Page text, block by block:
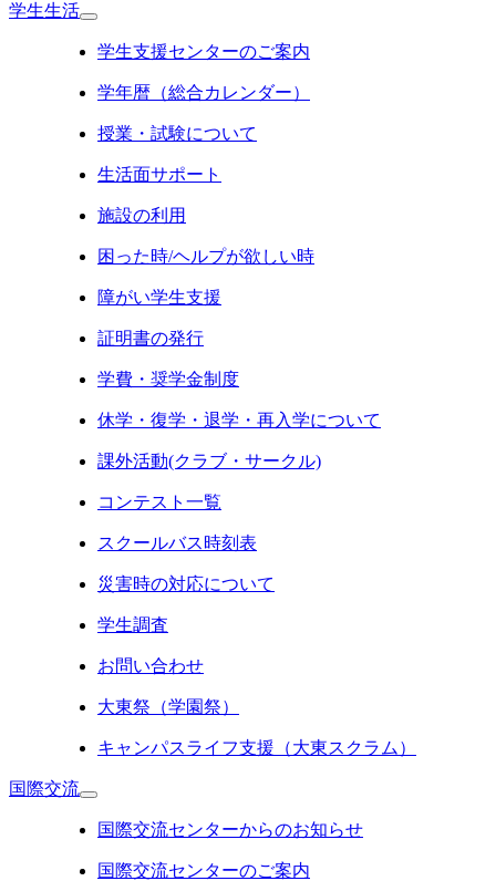
学生生活
学生支援センターのご案内
学年暦（総合カレンダー）
授業・試験について
生活面サポート
施設の利用
困った時/ヘルプが欲しい時
障がい学生支援
証明書の発行
学費・奨学金制度
休学・復学・退学・再入学について
課外活動(クラブ・サークル)
コンテスト一覧
スクールバス時刻表
災害時の対応について
学生調査
お問い合わせ
大東祭（学園祭）
キャンパスライフ支援（大東スクラム）
国際交流
国際交流センターからのお知らせ
国際交流センターのご案内